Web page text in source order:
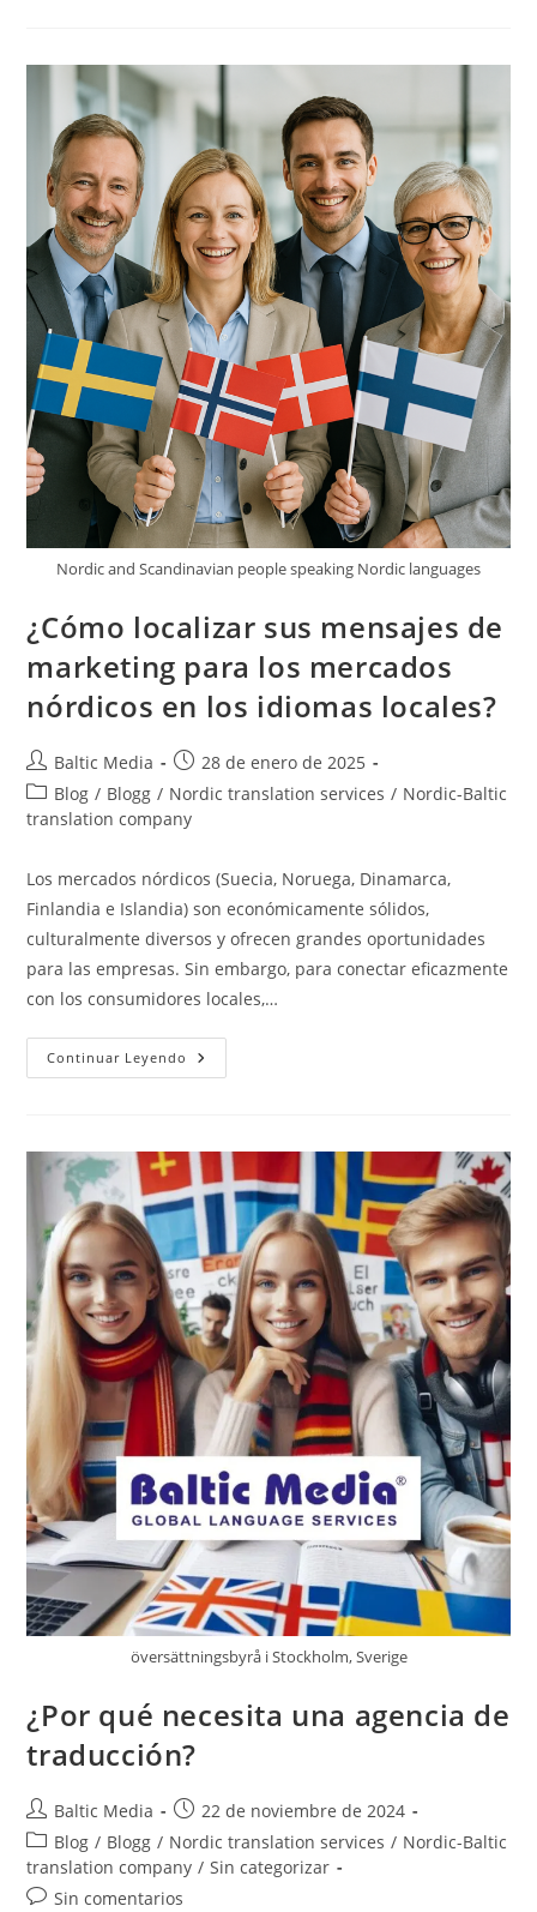
Lenguas
Y
Escandinavas?
Nordic and Scandinavian people speaking Nordic languages
¿Cómo localizar sus mensajes de
marketing para los mercados
nórdicos en los idiomas locales?
Autor
de
la
Baltic Media
Publicación
de
la
28 de enero de 2025
Categoría
de
entrada:
Blog / Blogg / Nordic translation services / Nordic-Baltic
translation company
Los mercados nórdicos (Suecia, Noruega, Dinamarca,
Finlandia e Islandia) son económicamente sólidos,
culturalmente diversos y ofrecen grandes oportunidades
para las empresas. Sin embargo, para conectar eficazmente
con los consumidores locales,…
Continuar Leyendo ¿Cómo
Localizar
Para
Los
Mercados
Nórdicos
En
Los
Idiomas
Locales?
översättningsbyrå i Stockholm, Sverige
¿Por qué necesita una agencia de
traducción?
Autor
de
la
entrada:
Baltic Media
Publicación
de
la
entrada:
22 de noviembre de 2024
Categoría
de
la
Blog / Blogg / Nordic translation services / Nordic-Baltic
translation company / Sin categorizar
Comentarios
Sin comentarios